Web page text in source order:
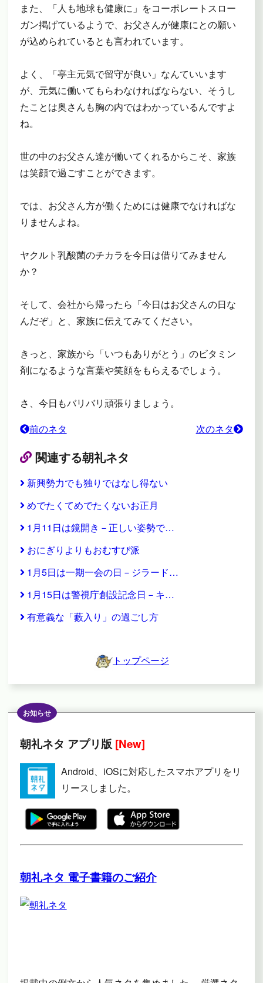
また、「人も地球も健康に」をコーポレートスロー
ガン掲げているようで、お父さんが健康にとの願い
が込められているとも言われています。
よく、「亭主元気で留守が良い」なんていいます
が、元気に働いてもらわなければならない、そうし
たことは奥さんも胸の内ではわかっているんですよ
ね。
世の中のお父さん達が働いてくれるからこそ、家族
は笑顔で過ごすことができます。
では、お父さん方が働くためには健康でなければな
りませんよね。
ヤクルト乳酸菌のチカラを今日は借りてみません
か？
そして、会社から帰ったら「今日はお父さんの日な
んだぞ」と、家族に伝えてみてください。
きっと、家族から「いつもありがとう」のビタミン
剤になるような言葉や笑顔をもらえるでしょう。
さ、今日もバリバリ頑張りましょう。
前のネタ
次のネタ
関連する朝礼ネタ
新興勢力でも独りではなし得ない
めでたくてめでたくないお正月
1月11日は鏡開き－正しい姿勢で…
おにぎりよりもおむすび派
1月5日は一期一会の日－ジラード…
1月15日は警視庁創設記念日－キ…
有意義な「藪入り」の過ごし方
トップページ
お知らせ
朝礼ネタ アプリ版 [New]
Android、iOSに対応したスマホアプリをリ
リースしました。
朝礼ネタ 電子書籍のご紹介